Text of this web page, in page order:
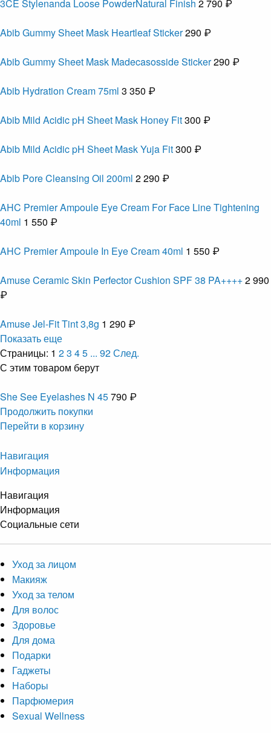
3CE Stylenanda Loose PowderNatural Finish 2 790 ₽
Abib Gummy Sheet Mask Heartleaf Sticker290 ₽
Abib Gummy Sheet Mask Madecasosside Sticker290 ₽
Abib Hydration Cream 75ml 3 350 ₽
Abib Mild Acidic pH Sheet Mask Honey Fit300 ₽
Abib Mild Acidic pH Sheet Mask Yuja Fit300 ₽
Abib Pore Cleansing Oil 200ml 2 290 ₽
AHC Premier Ampoule Eye Cream For Face Line Tightening
40ml 1 550 ₽
AHC Premier Ampoule In Eye Cream 40ml 1 550 ₽
Amuse Ceramic Skin Perfector Cushion SPF 38 PA++++2 990
₽
Amuse Jel-Fit Tint 3,8g 1 290 ₽
Показать еще
Страницы: 1 23 45 ... 92След.
С этим товаром берут
She See Eyelashes N 45790 ₽
Продолжить покупки
Перейти в корзину
Навигация
Информация
Навигация
Информация
Социальные сети
Уход за лицом
Макияж
Уход за телом
Для волос
Здоровье
Для дома
Подарки
Гаджеты
Наборы
Парфюмерия
Sexual Wellness